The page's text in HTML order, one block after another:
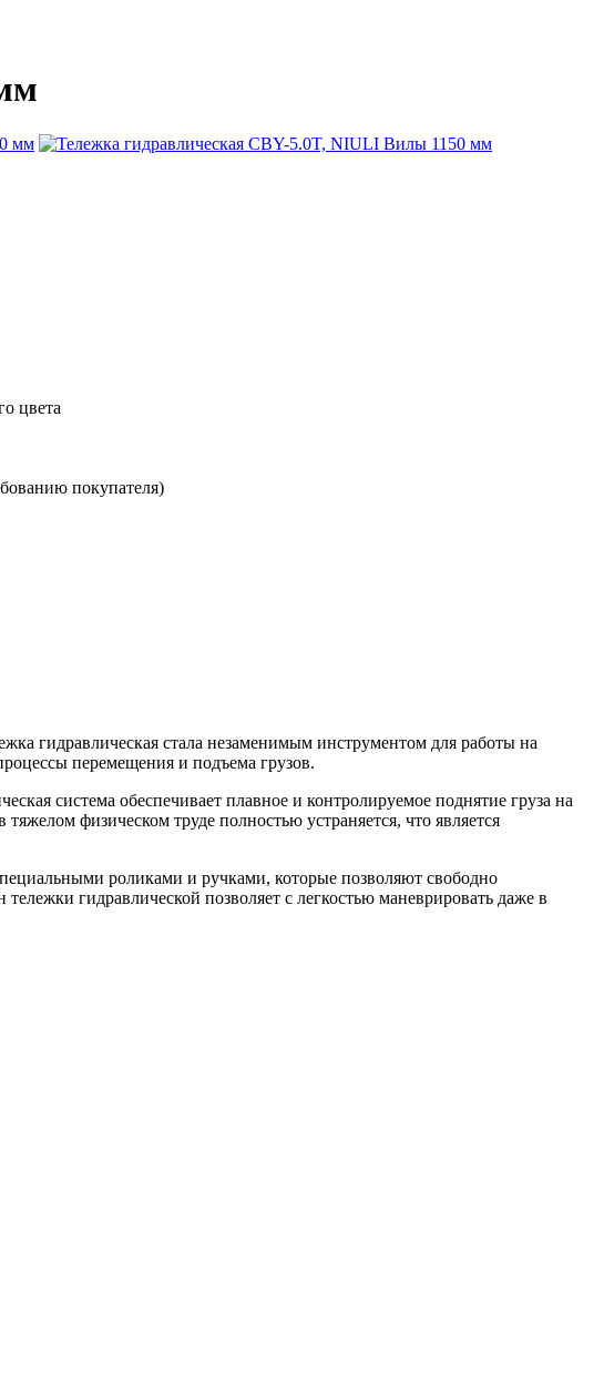
цвета
покупателя)
гидравлическая стала незаменимым инструментом для работы на
перемещения и подъема грузов.
система обеспечивает плавное и контролируемое поднятие груза на
физическом труде полностью устраняется, что является
роликами и ручками, которые позволяют свободно
гидравлической позволяет с легкостью маневрировать даже в